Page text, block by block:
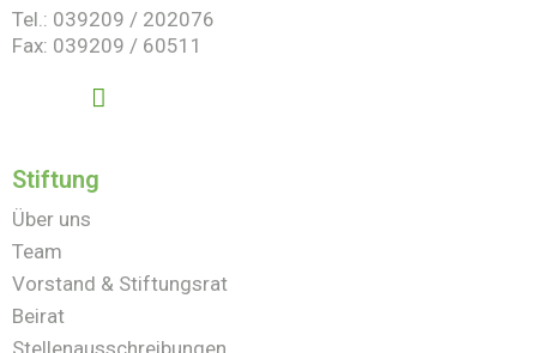
Tel.: 039209 / 202076
Fax: 039209 / 60511
Stiftung
Über uns
Team
Vorstand & Stiftungsrat
Beirat
Stellenausschreibungen